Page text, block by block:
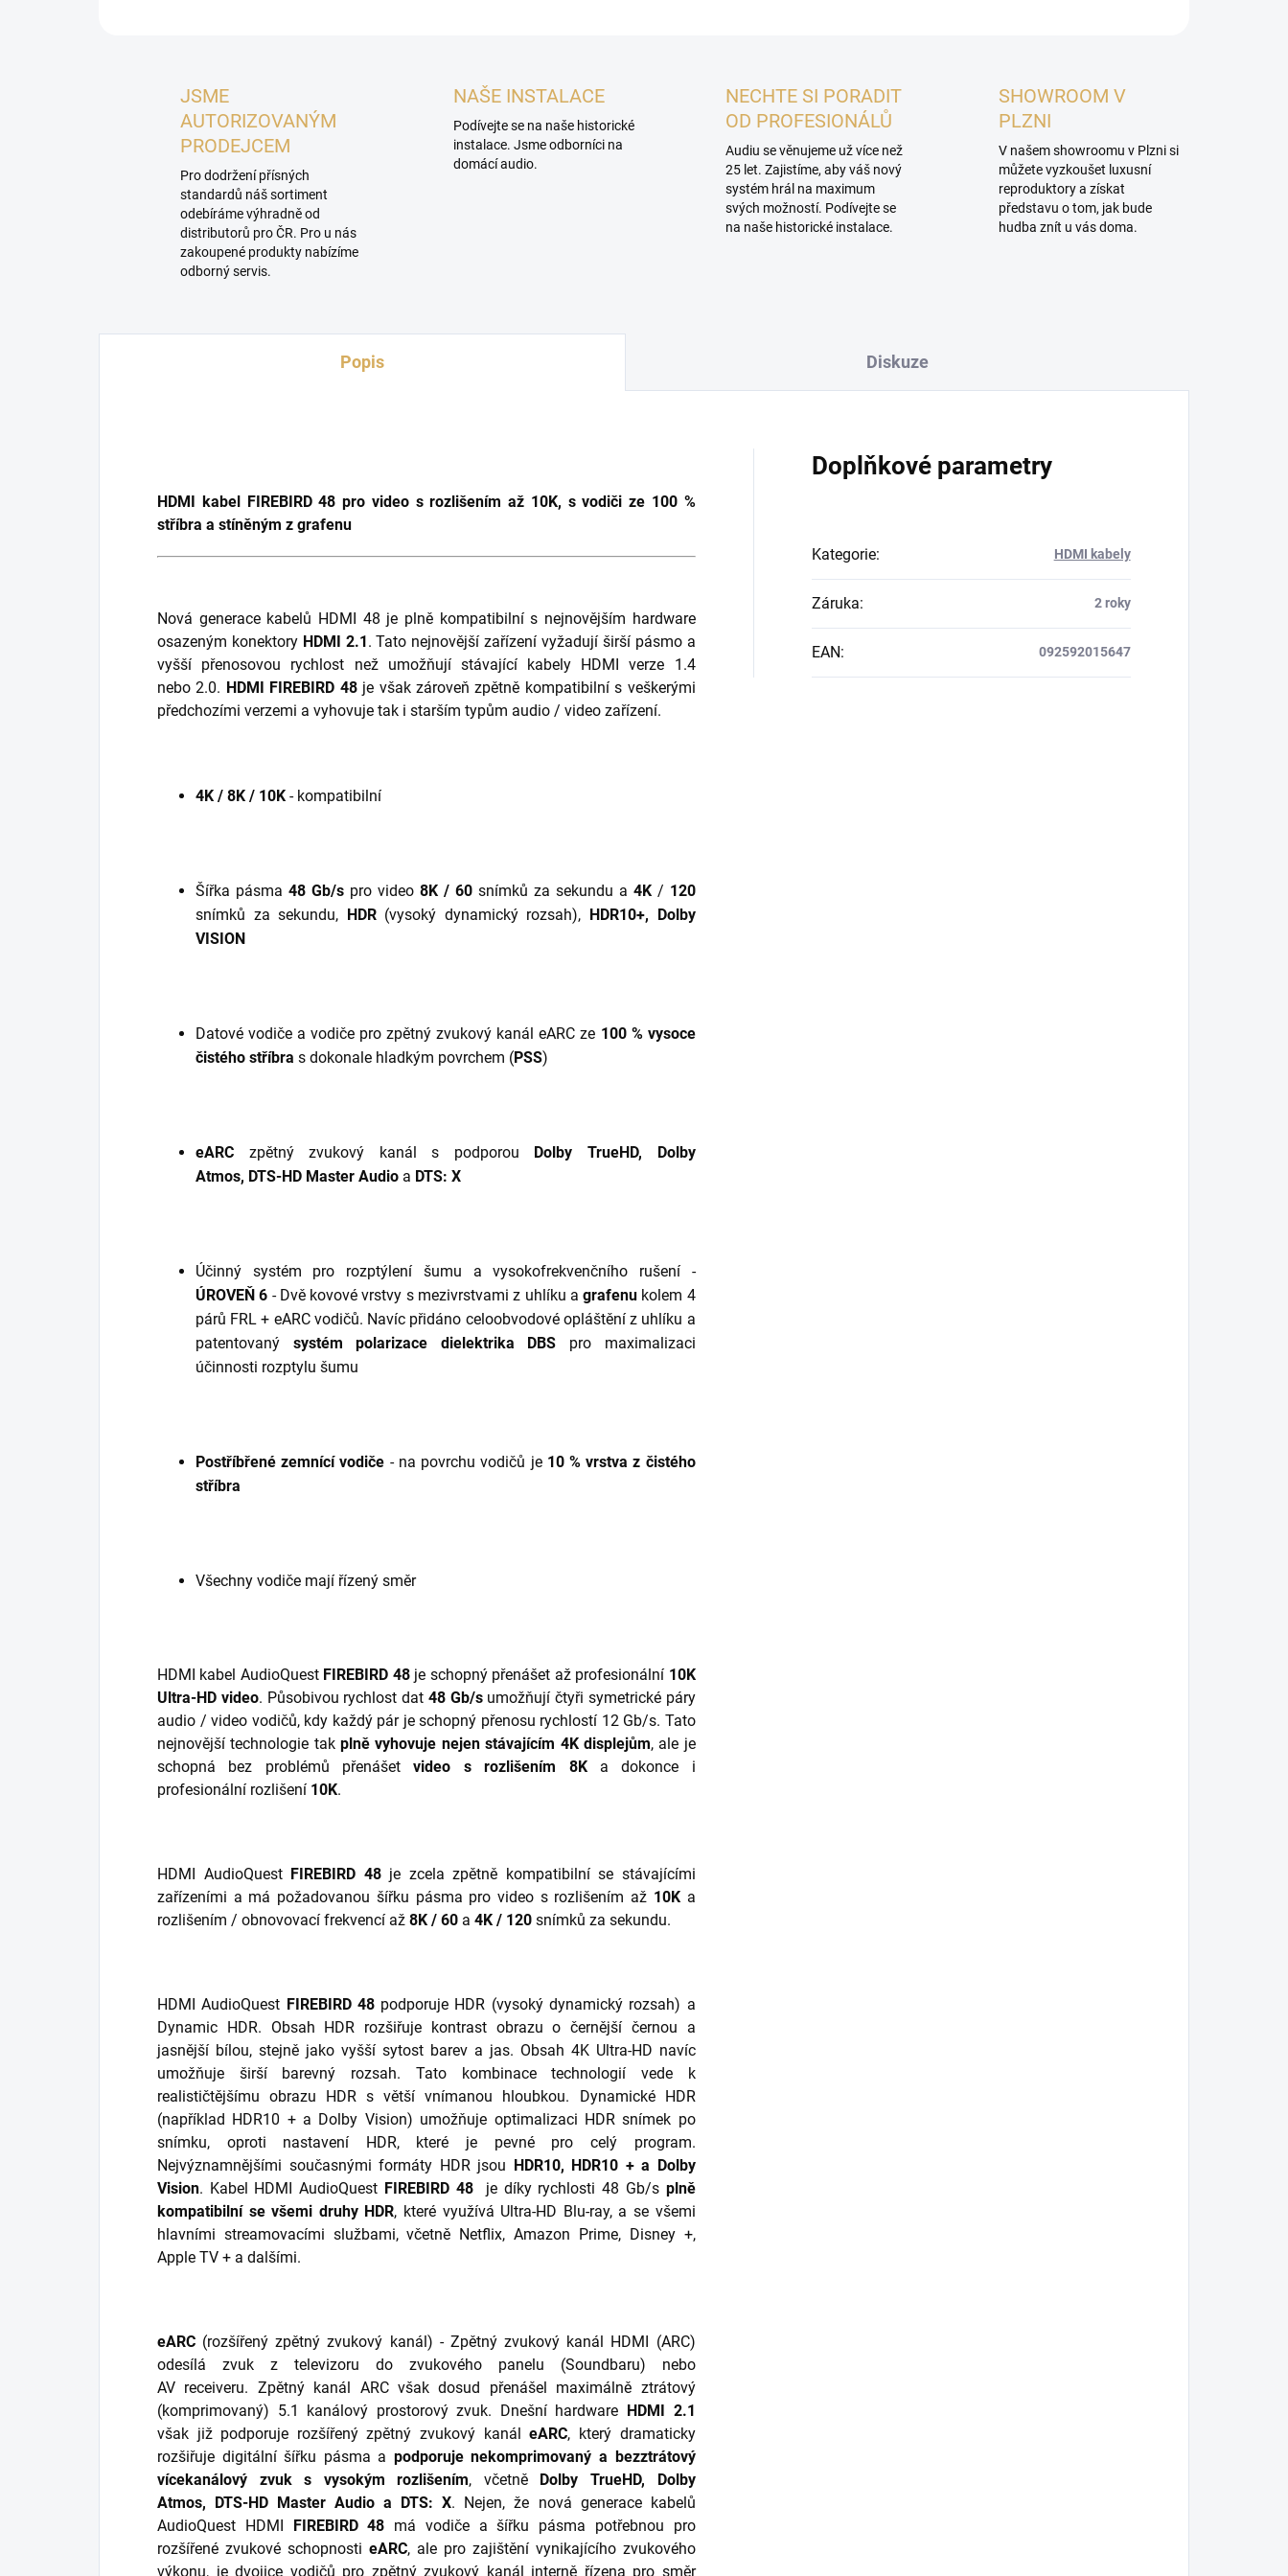
JSME
AUTORIZOVANÝM
PRODEJCEM
Pro dodržení přísných
standardů náš sortiment
odebíráme výhradně od
distributorů pro ČR. Pro u nás
zakoupené produkty nabízíme
odborný servis.
NAŠE INSTALACE
Podívejte se na naše historické
instalace. Jsme odborníci na
domácí audio.
NECHTE SI PORADIT
OD PROFESIONÁLŮ
Audiu se věnujeme už více než
25 let. Zajistíme, aby váš nový
systém hrál na maximum
svých možností. Podívejte se
na naše historické instalace.
SHOWROOM V
PLZNI
V našem showroomu v Plzni si
můžete vyzkoušet luxusní
reproduktory a získat
představu o tom, jak bude
hudba znít u vás doma.
Popis Diskuze
HDMI kabel FIREBIRD 48 pro video s rozlišením až 10K, s vodiči ze 100 %
stříbra a stíněným z grafenu
Nová generace kabelů HDMI 48 je plně kompatibilní s nejnovějším hardware
osazeným konektory HDMI 2.1 . Tato nejnovější zařízení vyžadují širší pásmo a
vyšší přenosovou rychlost než umožňují stávající kabely HDMI verze 1.4
nebo 2.0. HDMI FIREBIRD 48je však zároveň zpětně kompatibilní s veškerými
předchozími verzemi a vyhovuje tak i starším typům audio / video zařízení.
4K / 8K / 10K - kompatibilní
Šířka pásma 48 Gb/spro video 8K / 60 snímků za sekundu a 4K/ 120
snímků za sekundu,
HDR(vysoký dynamický rozsah),
HDR10+, Dolby
VISION
Datové vodiče a vodiče pro zpětný zvukový kanál eARC ze 100 % vysoce
čistého stříbra s dokonale hladkým povrchem (PSS)
eARC zpětný zvukový kanál s podporou
Dolby TrueHD, Dolby
Atmos, DTS-HD Master Audio a DTS: X
Účinný systém pro rozptýlení šumu a vysokofrekvenčního rušení -
ÚROVEŇ 6 - Dvě kovové vrstvy s mezivrstvami z uhlíku agrafenu kolem 4
párů FRL + eARC vodičů. Navíc přidáno celoobvodové opláštění z uhlíku a
patentovaný systém polarizace dielektrika DBS pro maximalizaci
účinnosti rozptylu šumu
Postříbřené zemnící vodiče - na povrchu vodičů je 10 % vrstva z čistého
stříbra
Všechny vodiče mají řízený směr
HDMI kabel AudioQuestFIREBIRD 48 je schopný přenášet až profesionální 10K
Ultra-HD video. Působivou rychlost dat 48 Gb/sumožňují čtyři symetrické páry
audio / video vodičů, kdy každý pár je schopný přenosu rychlostí 12 Gb/s. Tato
nejnovější technologie takplně vyhovuje nejen stávajícím 4K displejům, ale je
schopná bez problémů přenášetvideo s rozlišením 8Ka dokonce i
profesionální rozlišení 10K.
HDMI AudioQuest FIREBIRD 48je zcela zpětně kompatibilní se stávajícími
zařízeními a má požadovanou šířku pásma pro video s rozlišením až 10Ka
rozlišením / obnovovací frekvencí až 8K / 60 a 4K / 120 snímků za sekundu.
HDMI AudioQuest FIREBIRD 48podporuje HDR (vysoký dynamický rozsah) a
Dynamic HDR. Obsah HDR rozšiřuje kontrast obrazu o černější černou a
jasnější bílou, stejně jako vyšší sytost barev a jas. Obsah 4K Ultra-HD navíc
umožňuje širší barevný rozsah. Tato kombinace technologií vede k
realističtějšímu obrazu HDR s větší vnímanou hloubkou. Dynamické HDR
(například HDR10 + a Dolby Vision) umožňuje optimalizaci HDR snímek po
snímku, oproti nastavení HDR, které je pevné pro celý program.
Nejvýznamnějšími současnými formáty HDR jsou
HDR10, HDR10 + a Dolby
Vision. Kabel HDMI AudioQuest FIREBIRD 48 je díky rychlosti 48 Gb/s plně
kompatibilní se všemi druhy HDR, které využívá Ultra-HD Blu-ray, a se všemi
hlavními streamovacími službami, včetně Netflix, Amazon Prime, Disney +,
Apple TV + a dalšími.
eARC (rozšířený zpětný zvukový kanál) - Zpětný zvukový kanál HDMI (ARC)
odesílá zvuk z televizoru do zvukového panelu (Soundbaru) nebo
AV receiveru. Zpětný kanál ARC však dosud přenášel maximálně ztrátový
(komprimovaný) 5.1 kanálový prostorový zvuk. Dnešní hardware
HDMI 2.1
však již podporuje rozšířený zpětný zvukový kanáleARC, který dramaticky
rozšiřuje digitální šířku pásma a podporuje nekomprimovaný a bezztrátový
vícekanálový zvuk s vysokým rozlišením, včetně
Dolby TrueHD, Dolby
Atmos, DTS-HD Master Audio a DTS: X. Nejen, že nová generace kabelů
AudioQuest HDMI
FIREBIRD48 má vodiče a šířku pásma potřebnou pro
rozšířené zvukové schopnosti eARC, ale pro zajištění vynikajícího zvukového
výkonu, je dvojice vodičů pro zpětný zvukový kanál interně řízena pro směr
Doplňkové parametry
Kategorie: HDMI kabely
Záruka: 2 roky
EAN: 092592015647